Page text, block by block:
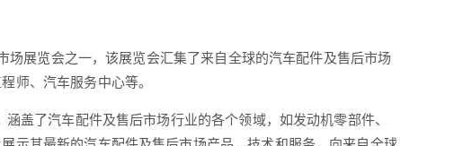
展览会之一，该展览会汇集了来自全球的汽车配件及售后市场
师、汽车服务中心等。
盖了汽车配件及售后市场行业的各个领域，如发动机零部件、